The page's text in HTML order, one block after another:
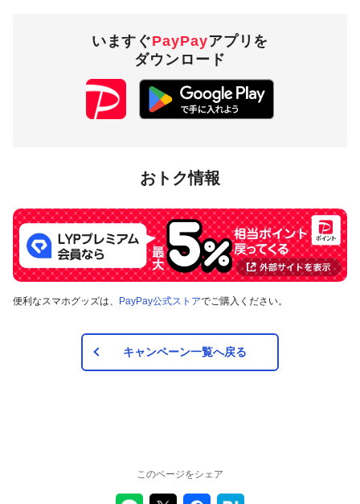
いますぐPayPayアプリを
ダウンロード
おトク情報
便利なスマホグッズは、 PayPay公式ストアでご購入ください。
キャンペーン一覧へ戻る
このページをシェア